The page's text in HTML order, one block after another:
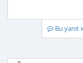
Bu yanıt